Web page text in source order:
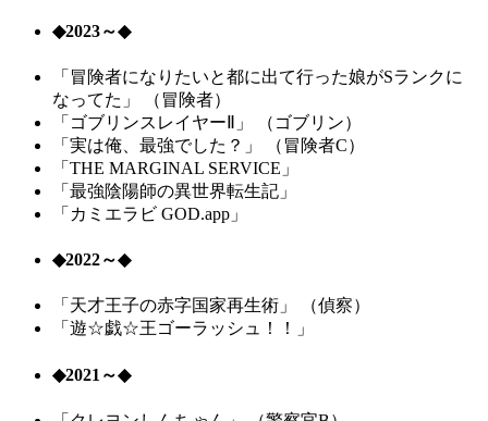
◆2023～◆
「冒険者になりたいと都に出て行った娘がSランクに
なってた」 （冒険者）
「ゴブリンスレイヤーⅡ」 （ゴブリン）
「実は俺、最強でした？」 （冒険者C）
「THE MARGINAL SERVICE」
「最強陰陽師の異世界転生記」
「カミエラビ GOD.app」
◆2022～◆
「天才王子の赤字国家再生術」 （偵察）
「遊☆戯☆王ゴーラッシュ！！」
◆2021～◆